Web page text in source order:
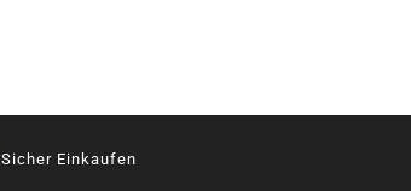
Sicher Einkaufen